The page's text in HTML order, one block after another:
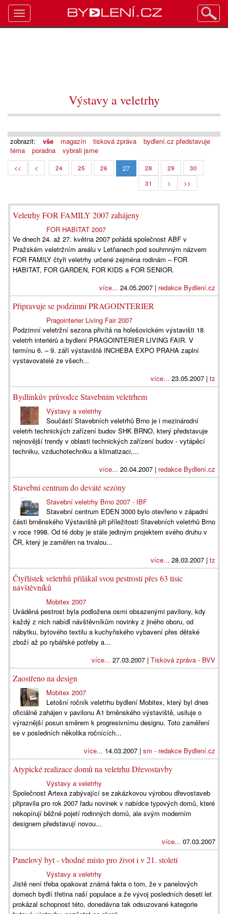
Výstavy a veletrhy
zobrazit: vše magazín tisková zpráva
bydlení.cz představuje
téma
poradna vybrali jsme
<< < 24 25 26 27 28 29
30
31
> >>
Veletrhy FOR FAMILY 2007 zahájeny
FOR HABITAT 2007
Ve dnech 24. až 27. května 2007 pořádá společnost ABF v
Pražském veletržním areálu v Letňanech pod souhrnným názvem
FOR FAMILY čtyři veletrhy určené zejména rodinám – FOR
HABITAT, FOR GARDEN, FOR KIDS a FOR SENIOR.
více... 24.05.2007 | redakce Bydlení.cz
Připravuje se podzimní PRAGOINTERIER
Pragointerier Living Fair 2007
Podzimní veletržní sezona přivítá na holešovickém výstavišti 18.
veletrh interiérů a bydlení PRAGOINTERIER LIVING FAIR. V
termínu 6. – 9. září výstaviště INCHEBA EXPO PRAHA zaplní
vystavovatelé ze všech...
více... 23.05.2007 | tz
Bydlínkův průvodce Stavebním veletrhem
Výstavy a veletrhy
Součástí Stavebních veletrhů Brno je i mezinárodní
veletrh technických zařízení budov SHK BRNO, který představuje
nejnovější trendy v oblasti technických zařízení budov - vytápěcí
techniku, vzduchotechniku a klimatizaci,...
více... 20.04.2007 | redakce Bydlení.cz
Stavební centrum do deváté sezóny
Stavební veletrhy Brno 2007 - IBF
Stavební centrum EDEN 3000 bylo otevřeno v západní
části brněnského Výstaviště při příležitosti Stavebních veletrhů Brno
v roce 1998. Od té doby je stále jediným projektem svého druhu v
ČR, který je zaměřen na trvalou...
více... 28.03.2007 | tz
Čtyřlístek veletrhů přilákal svou pestrostí přes 63 tisíc
návštěvníků
Mobitex 2007
Uváděná pestrost byla podložena osmi obsazenými pavilony, kdy
každý z nich nabídl návštěvníkům novinky z jiného oboru, od
nábytku, bytového textilu a kuchyňského vybavení přes dětské
zboží až po rybářské potřeby a...
více... 27.03.2007 | Tisková zpráva - BVV
Zaostřeno na design
Mobitex 2007
Letošní ročník veletrhu bydlení Mobitex, který byl dnes
oficiálně zahájen v pavilonu A1 brněnského výstaviště, usiluje o
výraznější posun směrem k progresivnímu designu. Toto zaměření
se v posledních několika ročnících...
více... 14.03.2007 | sm - redakce Bydlení.cz
Atypické realizace domů na veletrhu Dřevostavby
Výstavy a veletrhy
Společnost Artexa zabývající se zakázkovou výrobou dřevostaveb
připravila pro rok 2007 řadu novinek v nabídce typových domů, které
nekopírují běžné pojetí rodinných domů, ale svým moderním
designem představují novou...
více... 07.03.2007
Panelový byt - vhodné místo pro život i v 21. století
Výstavy a veletrhy
Jistě není třeba opakovat známá fakta o tom, že v panelových
domech bydlí třetina naší populace a že vývoj posledních deseti let
prokázal schopnost této, donedávna tak odsuzované kategorie
Toggle
navigation